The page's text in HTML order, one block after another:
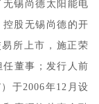
锡尚德太阳能电
控股无锡尚德的开
所上市，施正荣
任董事；发行人前
于2006年12月设